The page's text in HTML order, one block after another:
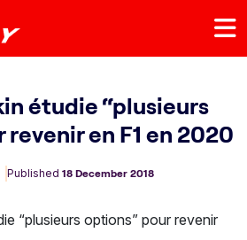
étudie “plusieurs
en F1 en 2020
Published 18 December 2018